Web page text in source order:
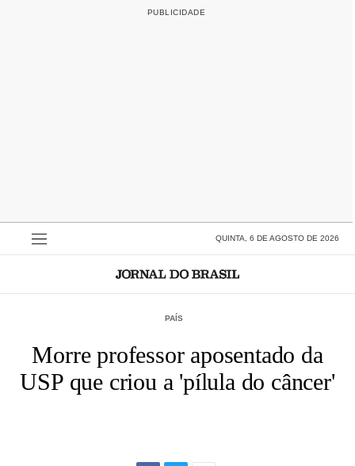
QUINTA, 6 DE AGOSTO DE 2026
PAÍS
Morre professor aposentado da
USP que criou a 'pílula do câncer'